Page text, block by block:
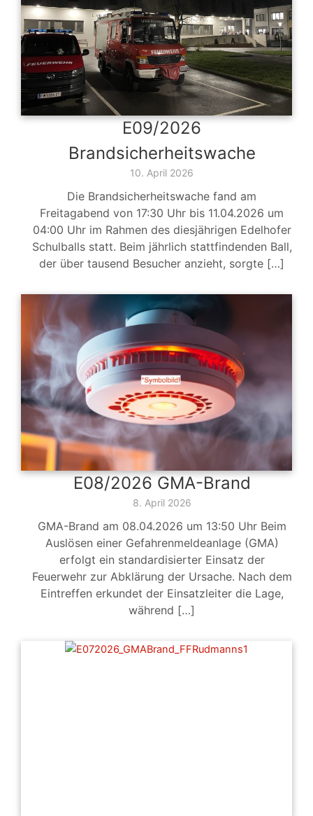
E09/2026
Brandsicherheitswache
10. April 2026
Die Brandsicherheitswache fand am
Freitagabend von 17:30 Uhr bis 11.04.2026 um
04:00 Uhr im Rahmen des diesjährigen Edelhofer
Schulballs statt. Beim jährlich stattfindenden Ball,
der über tausend Besucher anzieht, sorgte […]
E08/2026 GMA-Brand
8. April 2026
GMA-Brand am 08.04.2026 um 13:50 Uhr Beim
Auslösen einer Gefahrenmeldeanlage (GMA)
erfolgt ein standardisierter Einsatz der
Feuerwehr zur Abklärung der Ursache. Nach dem
Eintreffen erkundet der Einsatzleiter die Lage,
während […]